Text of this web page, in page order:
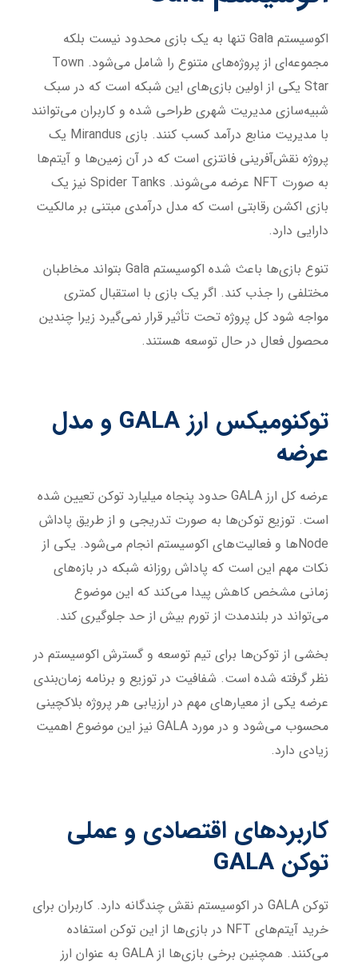
اکوسیستم Gala تنها به یک بازی محدود نیست بلکه
مجموعه‌ای از پروژه‌های متنوع را شامل می‌شود. Town
Star یکی از اولین بازی‌های این شبکه است که در سبک
شبیه‌سازی مدیریت شهری طراحی شده و کاربران می‌توانند
با مدیریت منابع درآمد کسب کنند. بازی Mirandus یک
پروژه نقش‌آفرینی فانتزی است که در آن زمین‌ها و آیتم‌ها
به صورت NFT عرضه می‌شوند. Spider Tanks نیز یک
بازی اکشن رقابتی است که مدل درآمدی مبتنی بر مالکیت
دارایی دارد.
تنوع بازی‌ها باعث شده اکوسیستم Gala بتواند مخاطبان
مختلفی را جذب کند. اگر یک بازی با استقبال کمتری
مواجه شود کل پروژه تحت تأثیر قرار نمی‌گیرد زیرا چندین
محصول فعال در حال توسعه هستند.
توکنومیکس ارزGALA
و مدل
عرضه
عرضه کل ارز GALA حدود پنجاه میلیارد توکن تعیین شده
است. توزیع توکن‌ها به صورت تدریجی و از طریق پاداش
Nodeها و فعالیت‌های اکوسیستم انجام می‌شود. یکی از
نکات مهم این است که پاداش روزانه شبکه در بازه‌های
زمانی مشخص کاهش پیدا می‌کند که این موضوع
می‌تواند در بلندمدت از تورم بیش از حد جلوگیری کند.
بخشی از توکن‌ها برای تیم توسعه و گسترش اکوسیستم در
نظر گرفته شده است. شفافیت در توزیع و برنامه زمان‌بندی
عرضه یکی از معیارهای مهم در ارزیابی هر پروژه بلاکچینی
محسوب می‌شود و در مورد GALA نیز این موضوع اهمیت
زیادی دارد.
کاربردهای اقتصادی و عملی
توکن GALA
توکن GALA در اکوسیستم نقش چندگانه دارد. کاربران برای
خرید آیتم‌های NFT در بازی‌ها از این توکن استفاده
می‌کنند. همچنین برخی بازی‌ها از GALA به عنوان ارز